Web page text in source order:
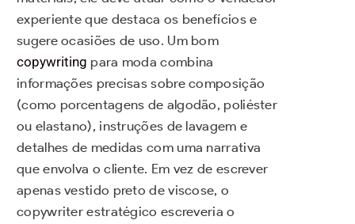
experiente que destaca os benefícios e
sugere ocasiões de uso. Um bom
copywriting para moda combina
informações precisas sobre composição
(como porcentagens de algodão, poliéster
ou elastano), instruções de lavagem e
detalhes de medidas com uma narrativa
que envolva o cliente. Em vez de escrever
apenas vestido preto de viscose, o
copywriter estratégico escreveria o